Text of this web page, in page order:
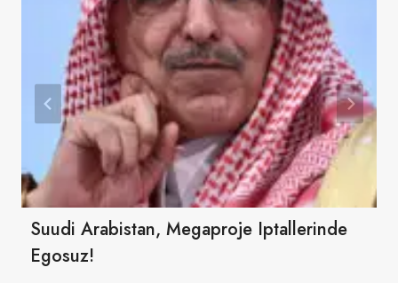
Suudi Arabistan, Megaproje Iptallerinde
Egosuz!